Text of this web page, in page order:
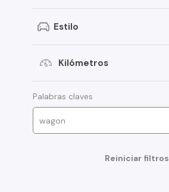
SsangYong
Opel
Estilo
Kilómetros
Palabras claves
Reiniciar filtros